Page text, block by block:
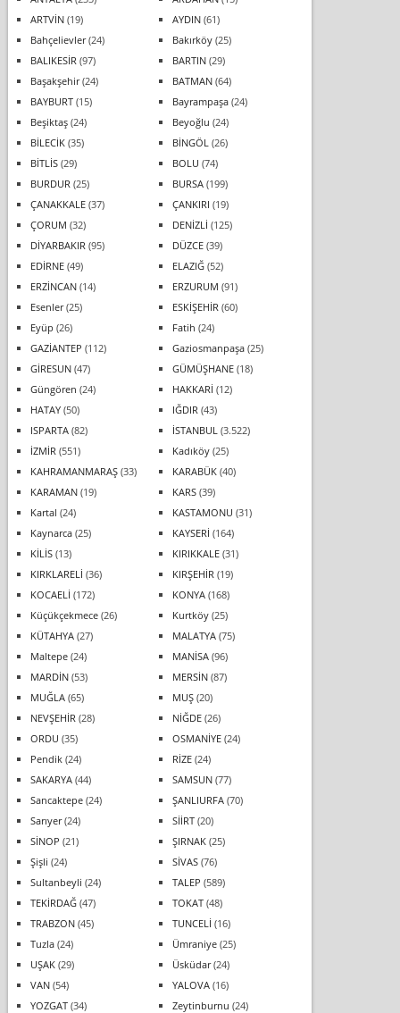
ARTVİN(19) AYDIN(61)
Bahçelievler(24) Bakırköy(25)
BALIKESİR (97) BARTIN(29)
Başakşehir(24) BATMAN(64)
BAYBURT(15) Bayrampaşa(24)
Beşiktaş(24) Beyoğlu (24)
BİLECİK(35) BİNGÖL (26)
BİTLİS(29) BOLU (74)
BURDUR (25) BURSA(199)
ÇANAKKALE(37) ÇANKIRI (19)
ÇORUM (32) DENİZLİ (125)
DİYARBAKIR (95) DÜZCE(39)
EDİRNE(49) ELAZIĞ(52)
ERZİNCAN(14) ERZURUM (91)
Esenler(25) ESKİŞEHİR (60)
Eyüp (26) Fatih (24)
GAZİANTEP (112) Gaziosmanpaşa(25)
GİRESUN(47) GÜMÜŞHANE(18)
Güngören (24) HAKKARİ (12)
HATAY(50) IĞDIR (43)
ISPARTA(82) İSTANBUL (3.522)
İZMİR (551) Kadıköy(25)
KAHRAMANMARAŞ(33) KARABÜK(40)
KARAMAN(19) KARS(39)
Kartal (24) KASTAMONU (31)
Kaynarca(25) KAYSERİ (164)
KİLİS(13) KIRIKKALE(31)
KIRKLARELİ (36) KIRŞEHİR (19)
KOCAELİ (172) KONYA(168)
Küçükçekmece(26) Kurtköy(25)
KÜTAHYA(27) MALATYA(75)
Maltepe(24) MANİSA(96)
MARDİN(53) MERSİN(87)
MUĞLA(65) MUŞ(20)
NEVŞEHİR (28) NİĞDE(26)
ORDU (35) OSMANİYE(24)
Pendik(24) RİZE(24)
SAKARYA(44) SAMSUN(77)
Sancaktepe(24) ŞANLIURFA(70)
Sarıyer(24) SİİRT(20)
SİNOP (21) ŞIRNAK(25)
Şişli (24) SİVAS(76)
Sultanbeyli (24) TALEP (589)
TEKİRDAĞ(47) TOKAT(48)
TRABZON(45) TUNCELİ (16)
Tuzla(24) Ümraniye(25)
UŞAK(29) Üsküdar(24)
VAN(54) YALOVA(16)
YOZGAT(34) Zeytinburnu (24)